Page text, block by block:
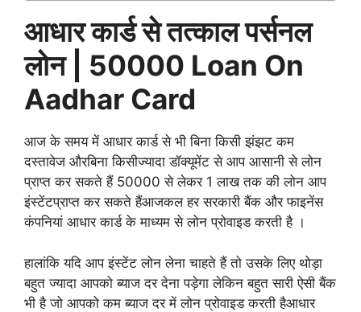
आधार कार्ड से तत्काल पर्सनल
लोन | 50000 Loan On
Aadhar Card
आज के समय में आधार कार्ड से भी बिना किसी झंझट कम
दस्तावेज औरबिना किसीज्यादा डॉक्यूमेंट से आप आसानी से लोन
प्राप्त कर सकते हैं 50000 से लेकर 1 लाख तक की लोन आप
इंस्टेंटप्राप्त कर सकते हैंआजकल हर सरकारी बैंक और फाइनेंस
कंपनियां आधार कार्ड के माध्यम से लोन प्रोवाइड करती है ।
हालांकि यदि आप इंस्टेंट लोन लेना चाहते हैं तो उसके लिए थोड़ा
बहुत ज्यादा आपको ब्याज दर देना पड़ेगा लेकिन बहुत सारी ऐसी बैंक
भी है जो आपको कम ब्याज दर में लोन प्रोवाइड करती हैआधार